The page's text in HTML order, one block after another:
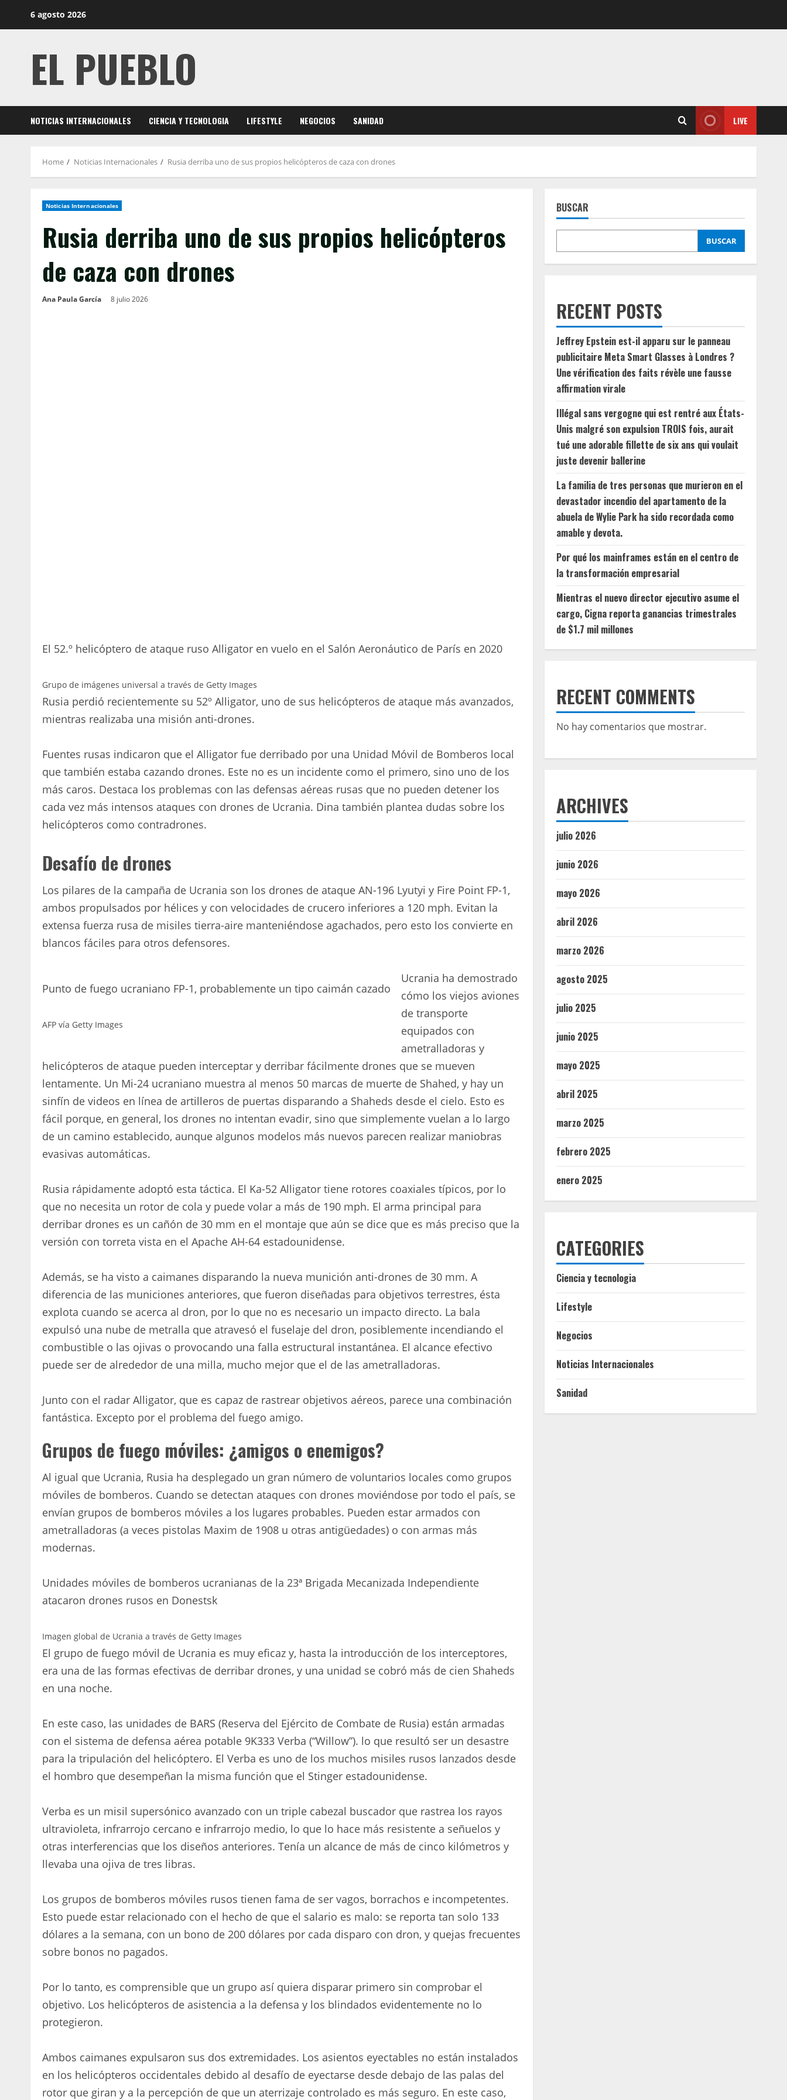
6 agosto 2026
EL PUEBLO
NOTICIAS INTERNACIONALES CIENCIA Y TECNOLOGIA LIFESTYLE NEGOCIOS SANIDAD LIVE
Home Noticias Internacionales Rusia derriba uno de sus propios helicópteros de caza con drones
Noticias Internacionales
Rusia derriba uno de sus propios helicópteros
de caza con drones
Ana Paula García 8 julio 2026
El 52.º helicóptero de ataque ruso Alligator en vuelo en el Salón Aeronáutico de París en 2020
Grupo de imágenes universal a través de Getty Images
Rusia perdió recientemente su 52º Alligator, uno de sus helicópteros de ataque más avanzados,
mientras realizaba una misión anti-drones.
Fuentes rusas indicaron que el Alligator fue derribado por una Unidad Móvil de Bomberos local
que también estaba cazando drones. Este no es un incidente como el primero, sino uno de los
más caros. Destaca los problemas con las defensas aéreas rusas que no pueden detener los
cada vez más intensos ataques con drones de Ucrania. Dina también plantea dudas sobre los
helicópteros como contradrones.
Desafío de drones
Los pilares de la campaña de Ucrania son los drones de ataque AN-196 Lyutyi y Fire Point FP-1,
ambos propulsados ​​por hélices y con velocidades de crucero inferiores a 120 mph. Evitan la
extensa fuerza rusa de misiles tierra-aire manteniéndose agachados, pero esto los convierte en
blancos fáciles para otros defensores.
Punto de fuego ucraniano FP-1, probablemente un tipo caimán cazado
AFP vía Getty Images
Ucrania ha demostrado
cómo los viejos aviones
de transporte
equipados con
ametralladoras y
helicópteros de ataque pueden interceptar y derribar fácilmente drones que se mueven
lentamente. Un Mi-24 ucraniano muestra al menos 50 marcas de muerte de Shahed, y hay un
sinfín de videos en línea de artilleros de puertas disparando a Shaheds desde el cielo. Esto es
fácil porque, en general, los drones no intentan evadir, sino que simplemente vuelan a lo largo
de un camino establecido, aunque algunos modelos más nuevos parecen realizar maniobras
evasivas automáticas.
Rusia rápidamente adoptó esta táctica. El Ka-52 Alligator tiene rotores coaxiales típicos, por lo
que no necesita un rotor de cola y puede volar a más de 190 mph. El arma principal para
derribar drones es un cañón de 30 mm en el montaje que aún se dice que es más preciso que la
versión con torreta vista en el Apache AH-64 estadounidense.
Además, se ha visto a caimanes disparando la nueva munición anti-drones de 30 mm. A
diferencia de las municiones anteriores, que fueron diseñadas para objetivos terrestres, ésta
explota cuando se acerca al dron, por lo que no es necesario un impacto directo. La bala
expulsó una nube de metralla que atravesó el fuselaje del dron, posiblemente incendiando el
combustible o las ojivas o provocando una falla estructural instantánea. El alcance efectivo
puede ser de alrededor de una milla, mucho mejor que el de las ametralladoras.
Junto con el radar Alligator, que es capaz de rastrear objetivos aéreos, parece una combinación
fantástica. Excepto por el problema del fuego amigo.
Grupos de fuego móviles: ¿amigos o enemigos?
Al igual que Ucrania, Rusia ha desplegado un gran número de voluntarios locales como grupos
móviles de bomberos. Cuando se detectan ataques con drones moviéndose por todo el país, se
envían grupos de bomberos móviles a los lugares probables. Pueden estar armados con
ametralladoras (a veces pistolas Maxim de 1908 u otras antigüedades) o con armas más
modernas.
Unidades móviles de bomberos ucranianas de la 23ª Brigada Mecanizada Independiente
atacaron drones rusos en Donestsk
Imagen global de Ucrania a través de Getty Images
El grupo de fuego móvil de Ucrania es muy eficaz y, hasta la introducción de los interceptores,
era una de las formas efectivas de derribar drones, y una unidad se cobró más de cien Shaheds
en una noche.
En este caso, las unidades de BARS (Reserva del Ejército de Combate de Rusia) están armadas
con el sistema de defensa aérea potable 9K333 Verba (“Willow”). lo que resultó ser un desastre
para la tripulación del helicóptero. El Verba es uno de los muchos misiles rusos lanzados desde
el hombro que desempeñan la misma función que el Stinger estadounidense.
Verba es un misil supersónico avanzado con un triple cabezal buscador que rastrea los rayos
ultravioleta, infrarrojo cercano e infrarrojo medio, lo que lo hace más resistente a señuelos y
otras interferencias que los diseños anteriores. Tenía un alcance de más de cinco kilómetros y
llevaba una ojiva de tres libras.
Los grupos de bomberos móviles rusos tienen fama de ser vagos, borrachos e incompetentes.
Esto puede estar relacionado con el hecho de que el salario es malo: se reporta tan solo 133
dólares a la semana, con un bono de 200 dólares por cada disparo con dron, y quejas frecuentes
sobre bonos no pagados.
Por lo tanto, es comprensible que un grupo así quiera disparar primero sin comprobar el
objetivo. Los helicópteros de asistencia a la defensa y los blindados evidentemente no lo
protegieron.
Ambos caimanes expulsaron sus dos extremidades. Los asientos eyectables no están instalados
en los helicópteros occidentales debido al desafío de eyectarse desde debajo de las palas del
rotor que giran y a la percepción de que un aterrizaje controlado es más seguro. En este caso,
BUSCAR
BUSCAR
RECENT POSTS
Jeffrey Epstein est-il apparu sur le panneau
publicitaire Meta Smart Glasses à Londres ?
Une vérification des faits révèle une fausse
affirmation virale
Illégal sans vergogne qui est rentré aux États-
Unis malgré son expulsion TROIS fois, aurait
tué une adorable fillette de six ans qui voulait
juste devenir ballerine
La familia de tres personas que murieron en el
devastador incendio del apartamento de la
abuela de Wylie Park ha sido recordada como
amable y devota.
Por qué los mainframes están en el centro de
la transformación empresarial
Mientras el nuevo director ejecutivo asume el
cargo, Cigna reporta ganancias trimestrales
de $1.7 mil millones
RECENT COMMENTS
No hay comentarios que mostrar.
ARCHIVES
julio 2026
junio 2026
mayo 2026
abril 2026
marzo 2026
agosto 2025
julio 2025
junio 2025
mayo 2025
abril 2025
marzo 2025
febrero 2025
enero 2025
CATEGORIES
Ciencia y tecnologia
Lifestyle
Negocios
Noticias Internacionales
Sanidad